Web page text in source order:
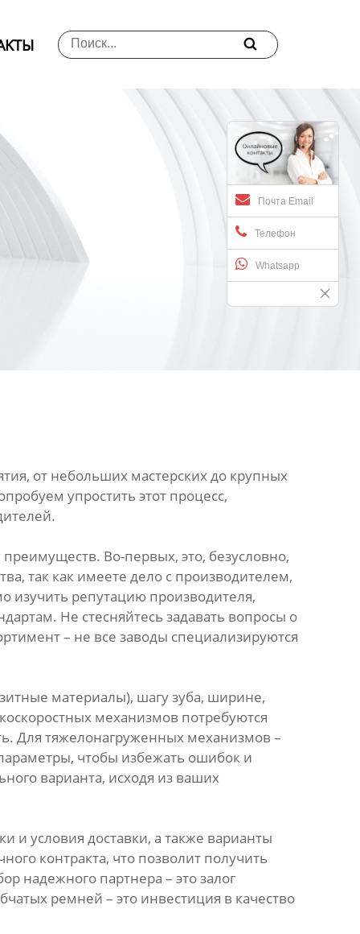

Почта Email
Телефон
Whatsapp
от небольших мастерских до крупных
упростить этот процесс,
Во-первых, это, безусловно,
так как имеете дело с производителем,
изучить репутацию производителя,
Не стесняйтесь задавать вопросы о
– не все заводы специализируются
материалы), шагу зуба, ширине,
механизмов потребуются
Для тяжелонагруженных механизмов –
чтобы избежать ошибок и
варианта, исходя из ваших
и условия доставки, а также варианты
контракта, что позволит получить
надежного партнера – это залог
ремней – это инвестиция в качество